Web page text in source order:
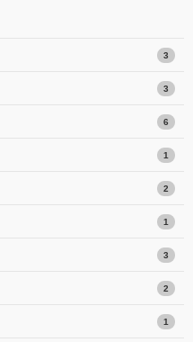
3
3
6
1
2
1
3
2
1